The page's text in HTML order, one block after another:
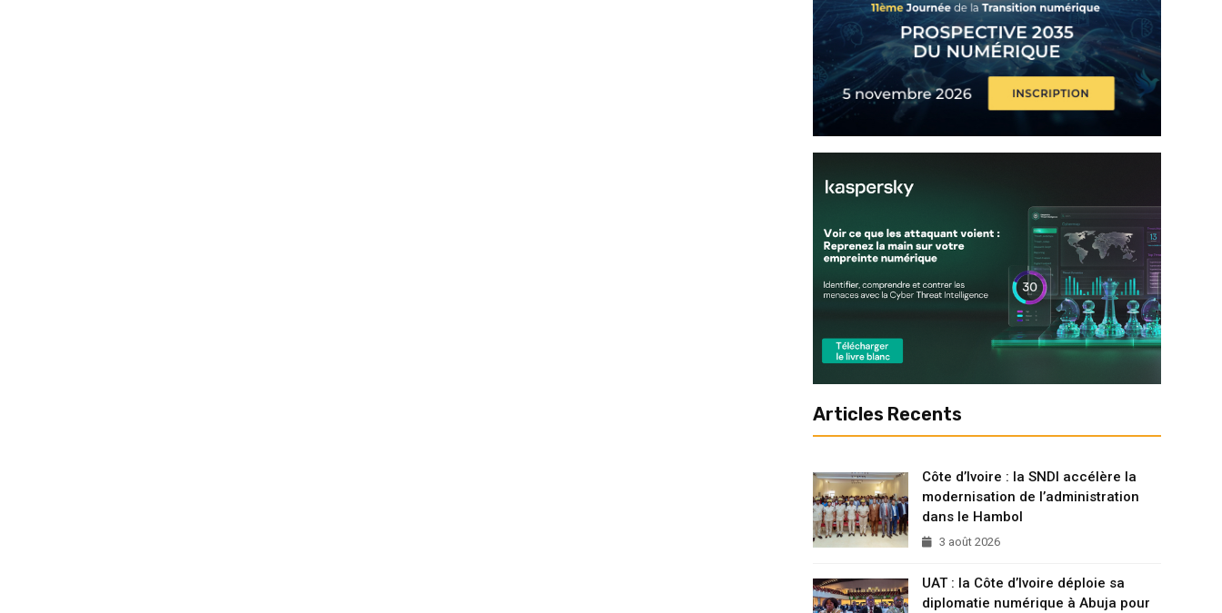
Articles Recents
Côte d’Ivoire : la SNDI accélère la
modernisation de l’administration
dans le Hambol
3 août 2026
UAT : la Côte d’Ivoire déploie sa
diplomatie numérique à Abuja pour